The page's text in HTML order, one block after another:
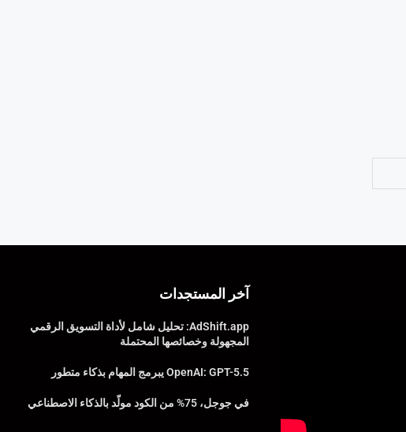
آخر المستجدات
AdShift.app: تحليل شامل لأداة التسويق الرقمي
المجهولة وخصائصها المحتملة
OpenAI: GPT-5.5 يبرمج المهام بذكاء متطور
في جوجل، 75% من الكود مولّد بالذكاء الاصطناعي